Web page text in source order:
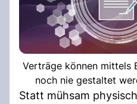
Verträge können mittels
noch nie gestaltet
Statt mühsam